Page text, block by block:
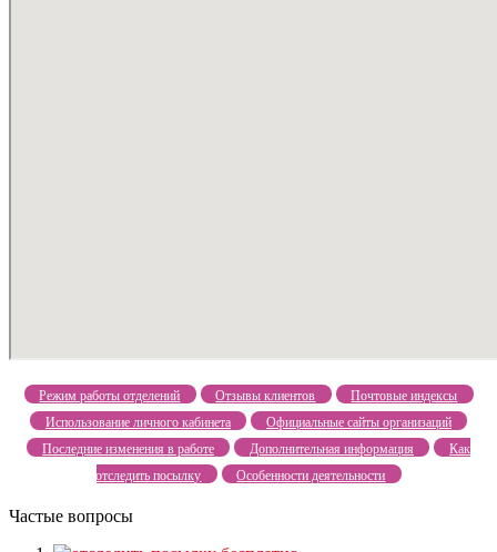
Режим работы отделений Отзывы клиентов
Почтовые индексы
Использование личного кабинета
Официальные сайты организаций
Последние изменения в работе
Дополнительная информация
Как
отследить посылку
Особенности деятельности
Частые вопросы